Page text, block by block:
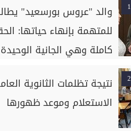
1
والد "عروس بورسعيد"
للمتهمة بإنهاء حياتها:
كاملة وهي الجانية
2
الاستعلام وموعد ظهورها